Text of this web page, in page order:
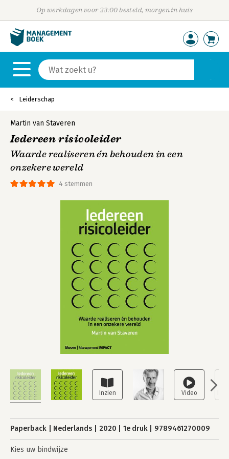
Op werkdagen voor 23:00 besteld, morgen in huis
Leiderschap
4 stemmen
Martin van Staveren
Iedereen risicoleider
Waarde realiseren én behouden in een
onzekere wereld
Paperback Nederlands 2020 1e druk 9789461270009
Kies uw bindwijze